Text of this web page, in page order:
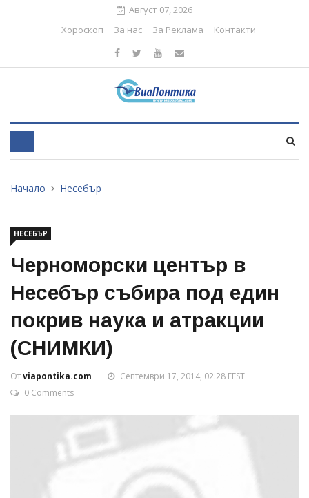
Август 07, 2026
Хороскоп
За нас За Реклама Контакти
Начало Несебър
НЕСЕБЪР
Черноморски център в
Несебър събира под един
покрив наука и атракции
(СНИМКИ)
Отviapontika.com
Септември 17, 2014, 02:28 EEST
0 Comments